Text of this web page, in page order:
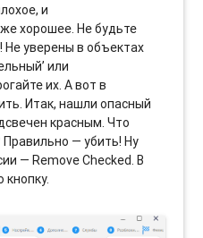
и
хорошее. Не будьте
Не уверены в объектах
или
их. А вот в
Итак, нашли опасный
красным. Что
— убить! Ну
— Remove Checked. В